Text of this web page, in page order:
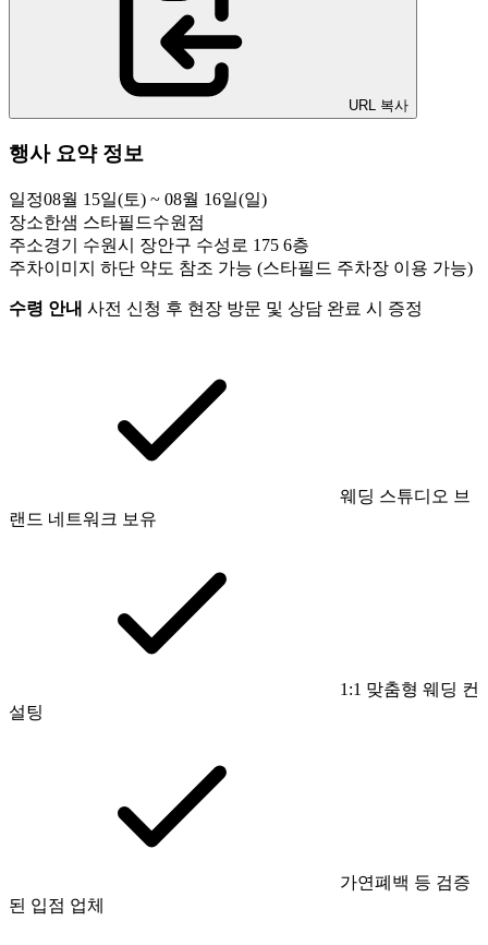
URL 복사
행사 요약 정보
일정08월 15일(토) ~ 08월 16일(일)
장소한샘 스타필드수원점
주소경기 수원시 장안구 수성로 175 6층
주차이미지 하단 약도 참조 가능 (스타필드 주차장 이용 가능)
수령 안내 사전 신청 후 현장 방문 및 상담 완료 시 증정
웨딩 스튜디오 브
랜드 네트워크 보유
1:1 맞춤형 웨딩 컨
설팅
가연폐백 등 검증
된 입점 업체